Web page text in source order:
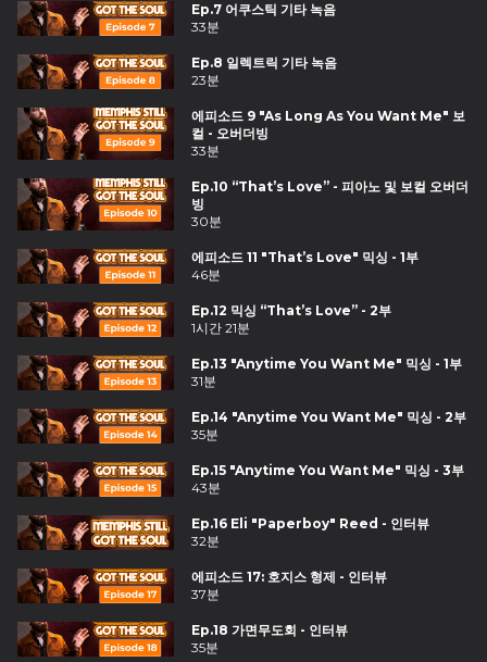
Ep.7 어쿠스틱 기타 녹음
33분
Ep.8 일렉트릭 기타 녹음
23분
에피소드 9 "As Long As You Want Me" 보
컬 - 오버더빙
33분
Ep.10 “That’s Love” - 피아노 및 보컬 오버더
빙
30분
에피소드 11 "That’s Love" 믹싱 - 1부
46분
Ep.12 믹싱 “That’s Love” - 2부
1시간 21분
Ep.13 "Anytime You Want Me" 믹싱 - 1부
31분
Ep.14 "Anytime You Want Me" 믹싱 - 2부
35분
Ep.15 "Anytime You Want Me" 믹싱 - 3부
43분
Ep.16 Eli "Paperboy" Reed - 인터뷰
32분
에피소드 17: 호지스 형제 - 인터뷰
37분
Ep.18 가면무도회 - 인터뷰
35분